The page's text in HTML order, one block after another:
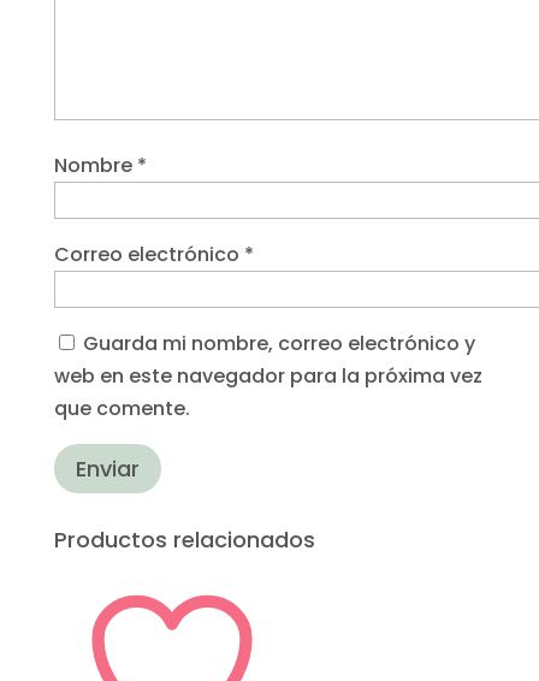
Nombre *
Correo electrónico *
Guarda mi nombre, correo electrónico y
web en este navegador para la próxima vez
que comente.
Enviar
Productos relacionados